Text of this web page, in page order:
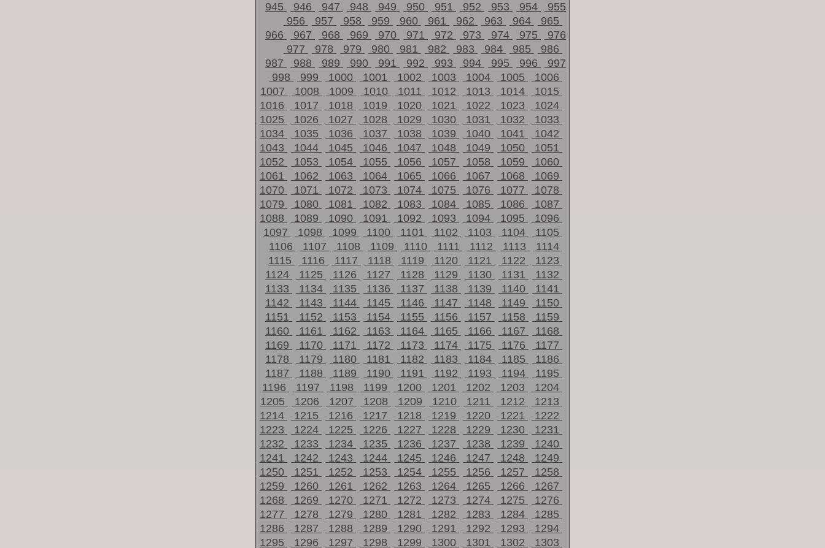
945
946 947 948 949 950 951 952 953 954
955
956
957 958 959 960 961 962 963 964
965
966
967 968 969 970 971 972 973 974 975
976
977
978 979 980 981 982 983 984 985
986
987
988 989 990 991 992 993 994 995 996
997
998
999 1000 1001 1002 1003 1004 1005
1006
1007
1008 1009 1010 1011 1012 1013 1014
1015
1016
1017 1018 1019 1020 1021 1022 1023
1024
1025
1026 1027 1028 1029 1030 1031 1032
1033
1034
1035 1036 1037 1038 1039 1040 1041
1042
1043
1044 1045 1046 1047 1048 1049 1050
1051
1052
1053 1054 1055 1056 1057 1058 1059
1060
1061
1062 1063 1064 1065 1066 1067 1068
1069
1070
1071 1072 1073 1074 1075 1076 1077
1078
1079
1080 1081 1082 1083 1084 1085 1086
1087
1088
1089 1090 1091 1092 1093 1094 1095
1096
1097
1098 1099 1100 1101 1102 1103 1104
1105
1106
1107 1108 1109 1110 1111 1112 1113
1114
1115
1116 1117 1118 1119 1120 1121 1122
1123
1124
1125 1126 1127 1128 1129 1130 1131
1132
1133
1134 1135 1136 1137 1138 1139 1140
1141
1142
1143 1144 1145 1146 1147 1148 1149
1150
1151
1152 1153 1154 1155 1156 1157 1158
1159
1160
1161 1162 1163 1164 1165 1166 1167
1168
1169
1170 1171 1172 1173 1174 1175 1176
1177
1178
1179 1180 1181 1182 1183 1184 1185
1186
1187
1188 1189 1190 1191 1192 1193 1194
1195
1196
1197 1198 1199 1200 1201 1202 1203
1204
1205
1206 1207 1208 1209 1210 1211 1212
1213
1214
1215 1216 1217 1218 1219 1220 1221
1222
1223
1224 1225 1226 1227 1228 1229 1230
1231
1232
1233 1234 1235 1236 1237 1238 1239
1240
1241
1242 1243 1244 1245 1246 1247 1248
1249
1250
1251 1252 1253 1254 1255 1256 1257
1258
1259
1260 1261 1262 1263 1264 1265 1266
1267
1268
1269 1270 1271 1272 1273 1274 1275
1276
1277
1278 1279 1280 1281 1282 1283 1284
1285
1286
1287 1288 1289 1290 1291 1292 1293
1294
1295
1296 1297 1298 1299 1300 1301 1302 1303